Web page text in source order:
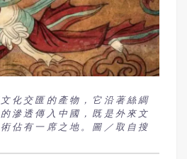
化交匯的產物，它沿著絲綢
滲透傳入中國，既是外來文
佔有一席之地。圖／取自搜